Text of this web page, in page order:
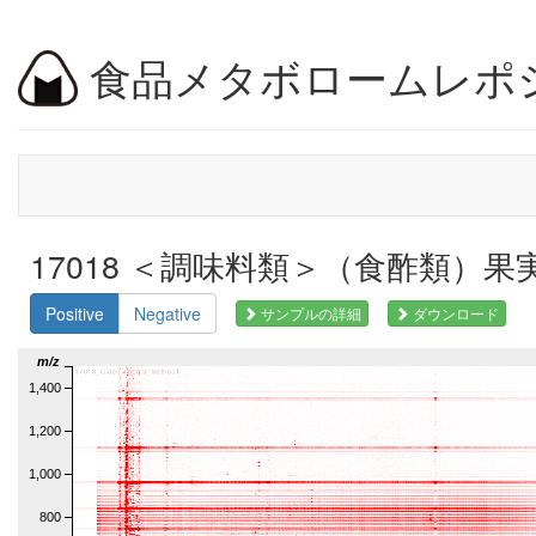
食品メタボロームレポ
17018 ＜調味料類＞（食酢類）果
Positive Negative サンプルの詳細 ダウンロード
800
1,000
1,200
1,400
m/z